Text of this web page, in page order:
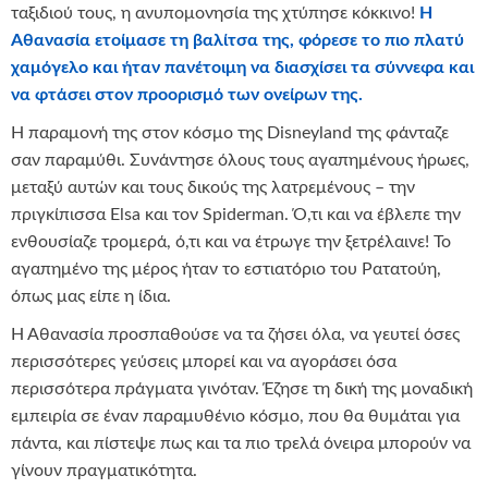
ταξιδιού τους, η ανυπομονησία της χτύπησε κόκκινο! Η
Αθανασία ετοίμασε τη βαλίτσα της, φόρεσε το πιο πλατύ
χαμόγελο και ήταν πανέτοιμη να διασχίσει τα σύννεφα και
να φτάσει στον προορισμό των ονείρων της.
Η παραμονή της στον κόσμο της Disneyland της φάνταζε
σαν παραμύθι. Συνάντησε όλους τους αγαπημένους ήρωες,
μεταξύ αυτών και τους δικούς της λατρεμένους – την
πριγκίπισσα Elsa και τον Spiderman. Ό,τι και να έβλεπε την
ενθουσίαζε τρομερά, ό,τι και να έτρωγε την ξετρέλαινε! Το
αγαπημένο της μέρος ήταν το εστιατόριο του Ρατατούη,
όπως μας είπε η ίδια.
Η Αθανασία προσπαθούσε να τα ζήσει όλα, να γευτεί όσες
περισσότερες γεύσεις μπορεί και να αγοράσει όσα
περισσότερα πράγματα γινόταν. Έζησε τη δική της μοναδική
εμπειρία σε έναν παραμυθένιο κόσμο, που θα θυμάται για
πάντα, και πίστεψε πως και τα πιο τρελά όνειρα μπορούν να
γίνουν πραγματικότητα.